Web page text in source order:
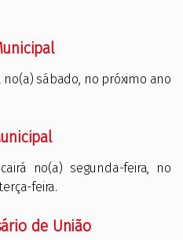
no(a) sábado, no próximo ano
no(a) segunda-feira, no
feira.
de União